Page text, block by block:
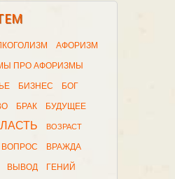
АФОРИЗМ
ПРО АФОРИЗМЫ
БИЗНЕС БОГ
БРАК БУДУЩЕЕ
ВОЗРАСТ
ВОПРОС ВРАЖДА
ВЫВОД ГЕНИЙ